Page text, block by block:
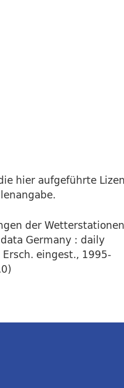
hier aufgeführte
der Wetterstationen
Germany : daily
eingest., 1995-